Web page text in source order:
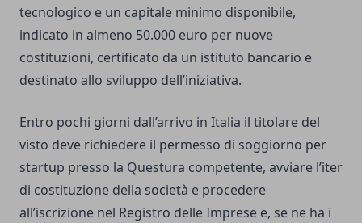
tecnologico e un capitale minimo disponibile,
indicato in almeno 50.000 euro per nuove
costituzioni, certificato da un istituto bancario e
destinato allo sviluppo dell’iniziativa.
Entro pochi giorni dall’arrivo in Italia il titolare del
visto deve richiedere il permesso di soggiorno per
startup presso la Questura competente, avviare l’iter
di costituzione della società e procedere
all’iscrizione nel Registro delle Imprese e, se ne ha i